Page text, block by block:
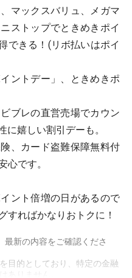
マックスバリュ、メガマ
ストップでときめきポイ
できる！(リボ払いはポイ
ントデー」、ときめきポ
ブレの直営売場でカウン
に嬉しい割引デーも。
、カード盗難保障無料付
心です。
ント倍増の日があるので
すればかなりおトクに！
新の内容をご確認くださ
目的としており、特定の金融